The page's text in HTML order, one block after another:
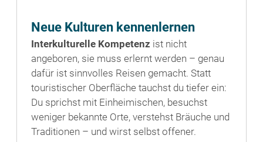
Neue Kulturen kennenlernen
Interkulturelle Kompetenz ist nicht
angeboren, sie muss erlernt werden – genau
dafür ist sinnvolles Reisen gemacht. Statt
touristischer Oberfläche tauchst du tiefer ein:
Du sprichst mit Einheimischen, besuchst
weniger bekannte Orte, verstehst Bräuche und
Traditionen – und wirst selbst offener.